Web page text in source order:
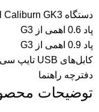
دستگاه Uwell Caliburn GK3
پاد 0.6 اهمی از G3
پاد 0.9 اهمی از G3
کابل‌های USB تایپ سی
دفترچه راهنما
توضیحات